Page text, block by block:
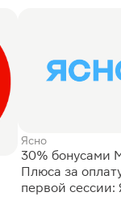
Ясно
30% бонусами
Плюса за
первой сессии: